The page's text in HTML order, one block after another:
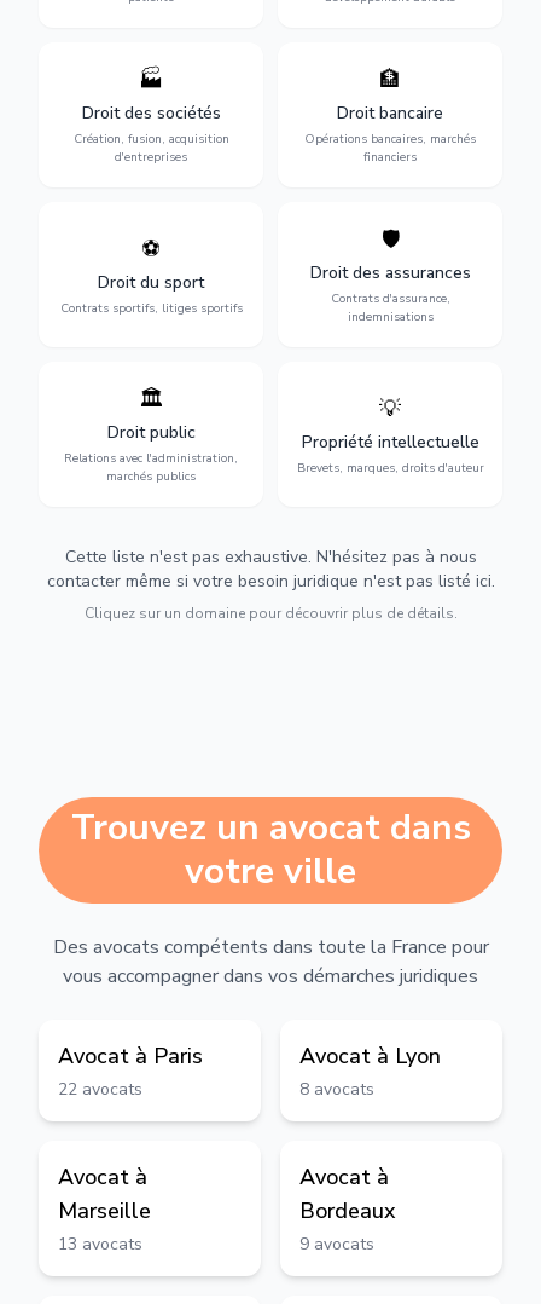
🏭
Droit des sociétés
Création, fusion, acquisition
d'entreprises
Structuration de votre
société : création, fusion-
acquisition, gouvernance et
restructuration.
🏦
Droit bancaire
Opérations bancaires, marchés
financiers
Gestion de vos opérations
financières : contentieux
bancaire, investissements et
régulation.
⚽
Droit du sport
Contrats sportifs, litiges sportifs
Expertise en droit sportif :
transferts, sponsoring et
contentieux.
🛡️
Droit des assurances
Contrats d'assurance,
indemnisations
Défense de vos intérêts :
contrats d'assurance,
sinistres et indemnisations
optimales.
🏛️
Droit public
Relations avec l'administration,
marchés publics
Gestion de vos relations
avec l'administration :
marchés publics,
urbanisme et contentieux.
💡
Propriété intellectuelle
Brevets, marques, droits d'auteur
Protection de vos créations
d'auteur et lutte contre la
contrefaçon.
Cette liste n'est pas exhaustive. N'hésitez pas à nous
contacter même si votre besoin juridique n'est pas listé ici.
Cliquez sur un domaine pour découvrir plus de détails.
Trouvez un avocat dans
votre ville
Des avocats compétents dans toute la France pour
vous accompagner dans vos démarches juridiques
Avocat à Paris
22 avocats
Avocat à Lyon
8 avocats
Avocat à
Marseille
13 avocats
Avocat à
Bordeaux
9 avocats